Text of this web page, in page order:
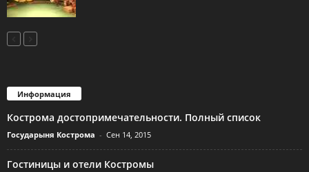
Информация
Кострома достопримечательности. Полный список
Государыня Кострома - Сен 14, 2015
Гостиницы и отели Костромы